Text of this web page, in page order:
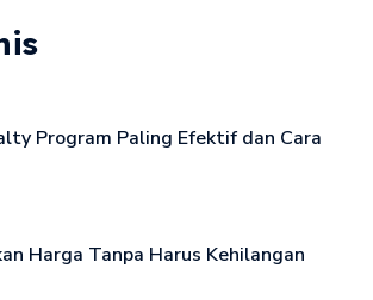
Program Paling Efektif dan Cara
Harga Tanpa Harus Kehilangan